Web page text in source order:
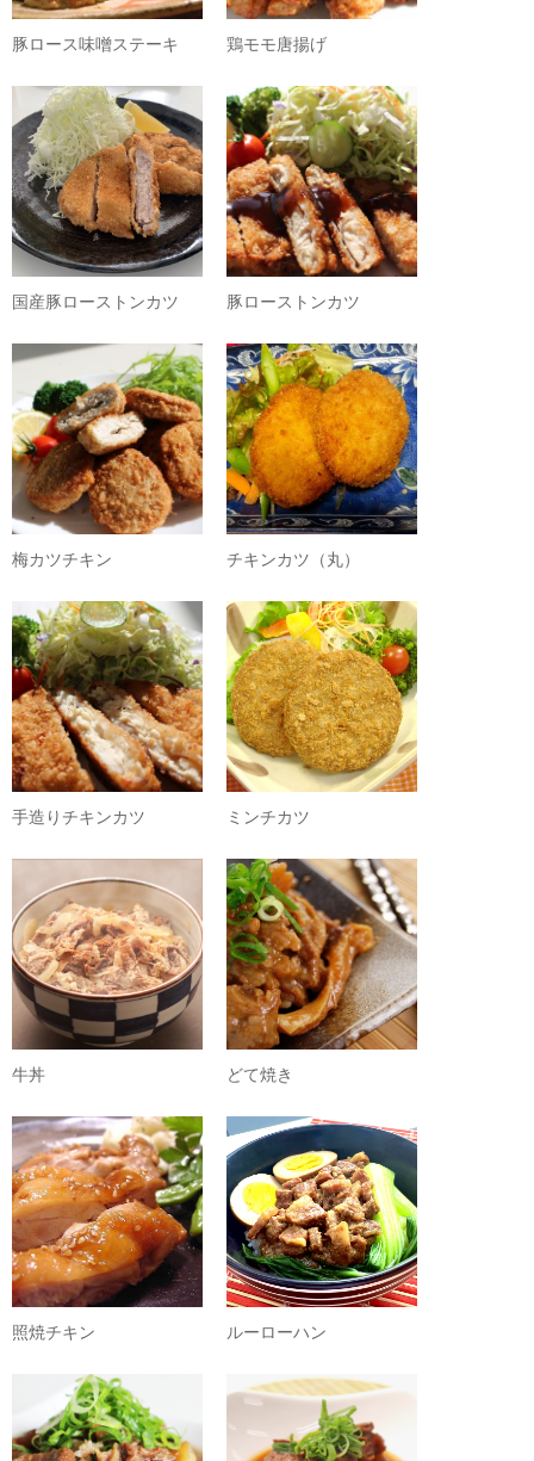
豚ロース味噌ステーキ 鶏モモ唐揚げ
国産豚ローストンカツ 豚ローストンカツ
梅カツチキン チキンカツ（丸）
手造りチキンカツ ミンチカツ
牛丼 どて焼き
照焼チキン ルーローハン